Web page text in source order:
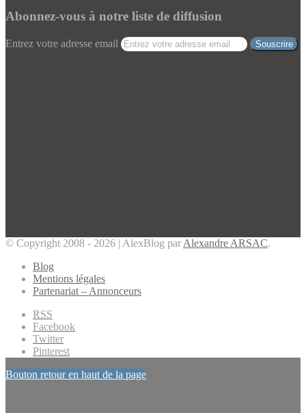
Abonnez-vous à notre liste de diffusion
Entrez votre adresse email
© Copyright 2008 - 2026 | AlexBlog par Alexandre ARSAC.
Blog
Mentions légales
Partenariat – Annonceurs
RSS
Facebook
Twitter
Pinterest
Bouton retour en haut de la page